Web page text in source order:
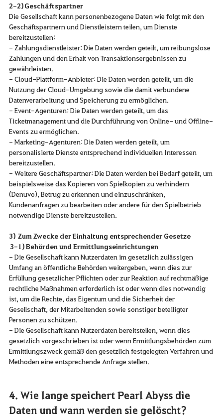
2-2) Geschäftspartner
Die Gesellschaft kann personenbezogene Daten wie folgt mit den
Geschäftspartnern und Dienstleistern teilen, um Dienste
bereitzustellen:
- Zahlungsdienstleister: Die Daten werden geteilt, um reibungslose
Zahlungen und den Erhalt von Transaktionsergebnissen zu
gewährleisten.
- Cloud-Plattform-Anbieter: Die Daten werden geteilt, um die
Nutzung der Cloud-Umgebung sowie die damit verbundene
Datenverarbeitung und Speicherung zu ermöglichen.
- Event-Agenturen: Die Daten werden geteilt, um das
Ticketmanagement und die Durchführung von Online- und Offline-
Events zu ermöglichen.
- Marketing-Agenturen: Die Daten werden geteilt, um
personalisierte Dienste entsprechend individuellen Interessen
bereitzustellen.
- Weitere Geschäftspartner: Die Daten werden bei Bedarf geteilt, um
beispielsweise das Kopieren von Spielkopien zu verhindern
(Denuvo), Betrug zu erkennen und einzuschränken,
Kundenanfragen zu bearbeiten oder andere für den Spielbetrieb
notwendige Dienste bereitzustellen.
3) Zum Zwecke der Einhaltung entsprechender Gesetze
3-1) Behörden und Ermittlungseinrichtungen
- Die Gesellschaft kann Nutzerdaten im gesetzlich zulässigen
Umfang an öffentliche Behörden weitergeben, wenn dies zur
Erfüllung gesetzlicher Pflichten oder zur Reaktion auf rechtmäßige
rechtliche Maßnahmen erforderlich ist oder wenn dies notwendig
ist, um die Rechte, das Eigentum und die Sicherheit der
Gesellschaft, der Mitarbeitenden sowie sonstiger beteiligter
Personen zu schützen.
- Die Gesellschaft kann Nutzerdaten bereitstellen, wenn dies
gesetzlich vorgeschrieben ist oder wenn Ermittlungsbehörden zum
Ermittlungszweck gemäß den gesetzlich festgelegten Verfahren und
Methoden eine entsprechende Anfrage stellen.
4. Wie lange speichert Pearl Abyss die
Daten und wann werden sie gelöscht?